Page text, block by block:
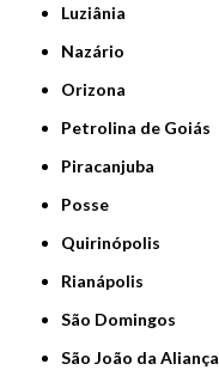
Luziânia
Nazário
Orizona
Petrolina de Goiás
Piracanjuba
Posse
Quirinópolis
Rianápolis
São Domingos
São João da Aliança